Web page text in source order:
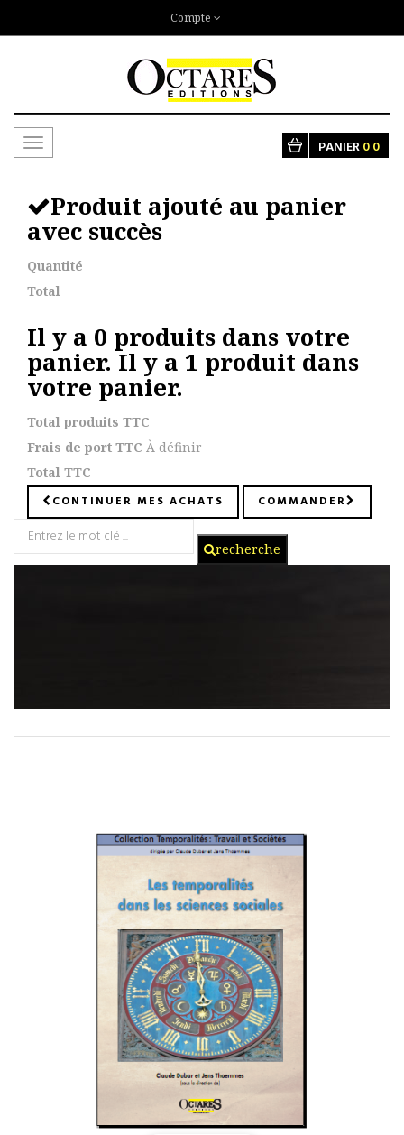
Compte
Toggle
PANIER00
Produit ajouté au panier
avec succès
Quantité
Total
Il y a 0 produits dans votre
panier.Il y a 1 produit dans
votre panier.
Total produits TTC
Frais de port TTC À définir
Total TTC
CONTINUER MES ACHATS COMMANDER
recherche